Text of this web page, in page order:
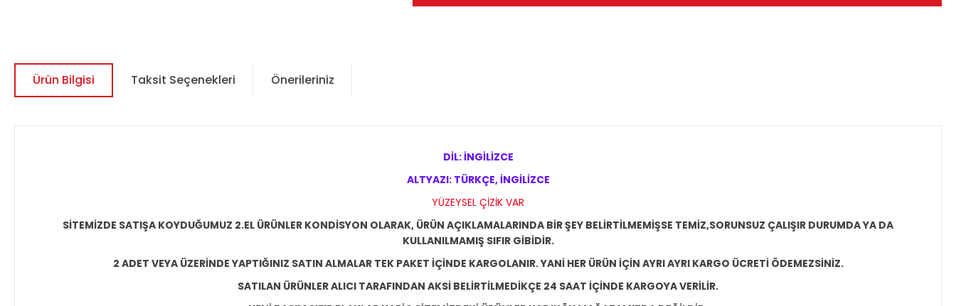
Ürün Bilgisi Taksit Seçenekleri Önerileriniz
DİL: İNGİLİZCE
ALTYAZI: TÜRKÇE, İNGİLİZCE
YÜZEYSEL ÇİZİK VAR
SİTEMİZDE SATIŞA KOYDUĞUMUZ 2.EL ÜRÜNLER KONDİSYON OLARAK, ÜRÜN AÇIKLAMALARINDA BİR ŞEY BELİRTİLMEMİŞSE TEMİZ,SORUNSUZ ÇALIŞIR DURUMDA YA DA
KULLANILMAMIŞ SIFIR GİBİDİR.
2 ADET VEYA ÜZERİNDE YAPTIĞINIZ SATIN ALMALAR TEK PAKET İÇİNDE KARGOLANIR. YANİ HER ÜRÜN İÇİN AYRI AYRI KARGO ÜCRETİ ÖDEMEZSİNİZ.
SATILAN ÜRÜNLER ALICI TARAFINDAN AKSİ BELİRTİLMEDİKÇE 24 SAAT İÇİNDE KARGOYA VERİLİR.